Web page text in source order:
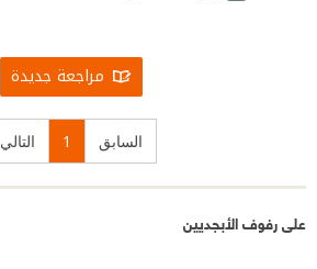
مراجعة جديدة
السابق 1 التالي
على رفوف الأبجديين